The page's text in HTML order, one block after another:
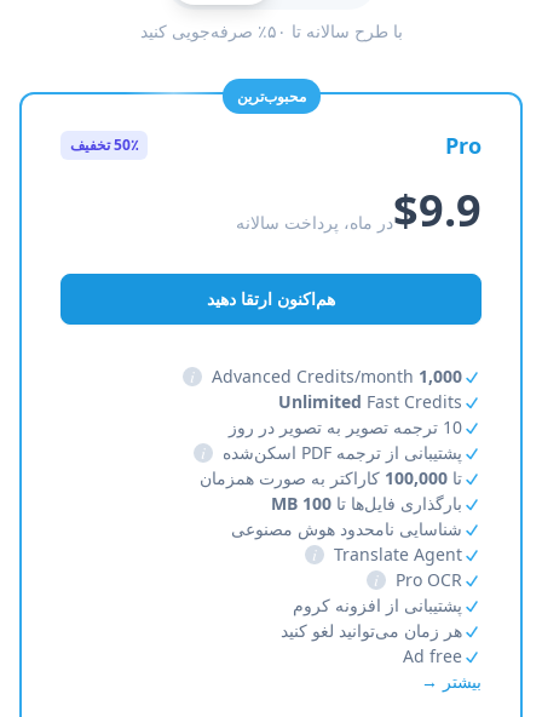
با طرح سالانه تا ۵۰٪ صرفه‌جویی کنید
محبوب‌ترین
Pro 50٪ تخفیف
$9.9در ماه، پرداخت سالانه
هم‌اکنون ارتقا دهید
1,000
i
Unlimited Fast Credits
10 ترجمه تصویر به تصویر در روز
پشتیبانی از ترجمه PDF اسکن‌شده
i
تا 100,000 کاراکتر به صورت همزمان
بارگذاری فایل‌ها تا 100 MB
شناسایی نامحدود هوش مصنوعی
Translate Agent
i
Pro OCR
i
پشتیبانی از افزونه کروم
هر زمان می‌توانید لغو کنید
Ad free
بیشتر →